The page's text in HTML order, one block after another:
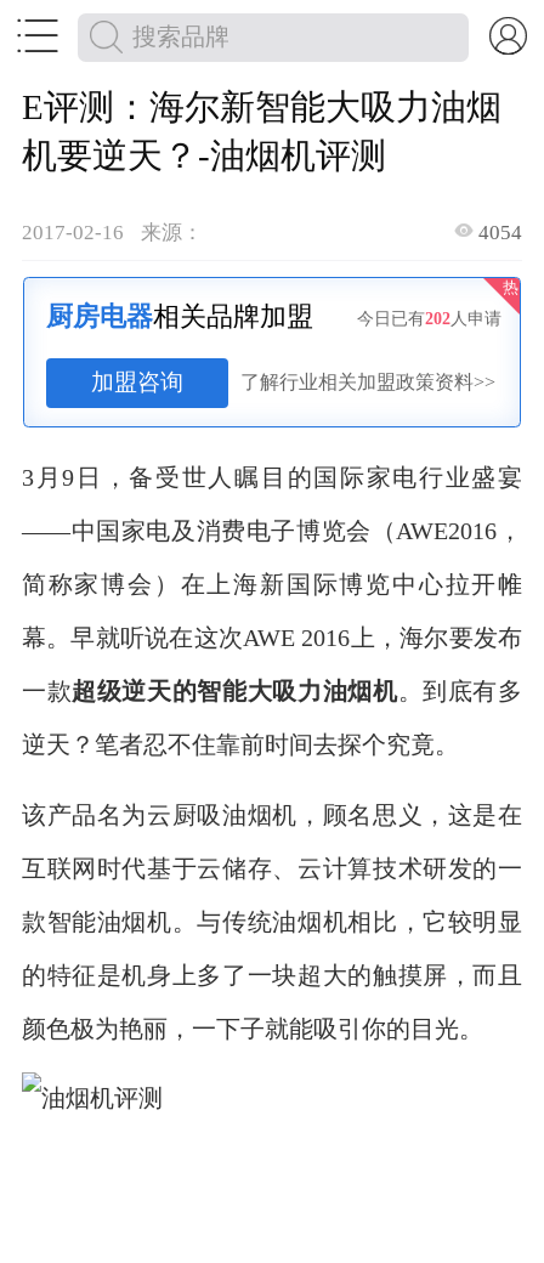
 
E评测：海尔新智能大吸力油烟
机要逆天？-油烟机评测
2017-02-16 来源：  4054
热
厨房电器相关品牌加盟 今日已有202人申请
加盟咨询 了解行业相关加盟政策资料>>
3月9日，备受世人瞩目的国际家电行业盛宴
——中国家电及消费电子博览会（AWE2016，
简称家博会）在上海新国际博览中心拉开帷
幕。早就听说在这次AWE 2016上，海尔要发布
一款超级逆天的智能大吸力油烟机。到底有多
逆天？笔者忍不住靠前时间去探个究竟。
该产品名为云厨吸油烟机，顾名思义，这是在
互联网时代基于云储存、云计算技术研发的一
款智能油烟机。与传统油烟机相比，它较明显
的特征是机身上多了一块超大的触摸屏，而且
颜色极为艳丽，一下子就能吸引你的目光。